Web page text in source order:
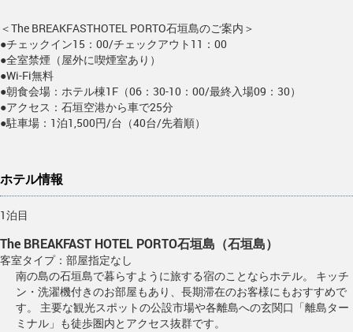
＜The BREAKFASTHOTEL PORTO石垣島のご案内＞
●チェックイン15：00/チェックアウト11：00
●全室禁煙（屋外に喫煙室あり）
●Wi-Fi無料
●朝食会場：ホテル棟1F（06：30-10：00/最終入場09：30）
●アクセス：石垣空港から車で25分
●駐車場：1泊1,500円/台（40台/先着順）
ホテル情報
1泊目
The BREAKFAST HOTEL PORTO石垣島（石垣島）
客室タイプ：部屋指定なし
南の島の石垣島で暮らすように旅する宿のことならホテル。 キッチ
ン・洗濯機付きのお部屋もあり、長期滞在のお客様にもおすすめで
す。 主要な観光スポットの公設市場や各離島への玄関口「離島ター
ミナル」も徒歩圏内とアクセス抜群です。